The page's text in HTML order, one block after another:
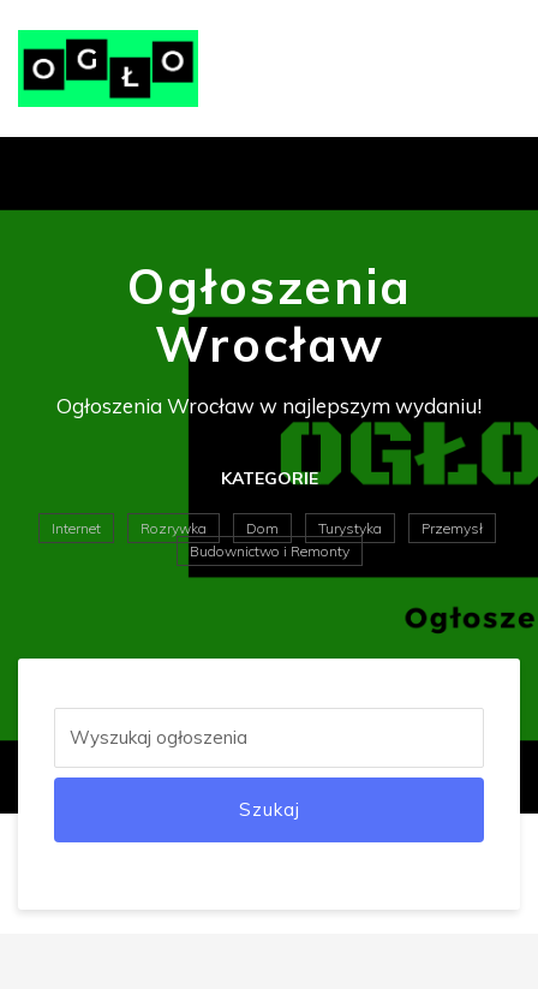
Ogłoszenia
Wrocław
Ogłoszenia Wrocław w najlepszym wydaniu!
KATEGORIE
Internet Rozrywka Dom Turystyka
Przemysł
Budownictwo i Remonty
Szukaj